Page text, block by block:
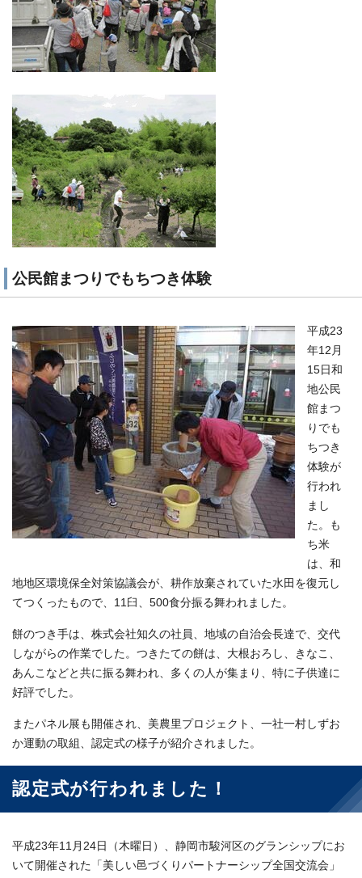
公民館まつりでもちつき体験
平成23
年12月
15日和
地公民
館まつ
りでも
ちつき
体験が
行われ
まし
た。も
ち米
は、和
地地区環境保全対策協議会が、耕作放棄されていた水田を復元し
てつくったもので、11臼、500食分振る舞われました。
餅のつき手は、株式会社知久の社員、地域の自治会長達で、交代
しながらの作業でした。つきたての餅は、大根おろし、きなこ、
あんこなどと共に振る舞われ、多くの人が集まり、特に子供達に
好評でした。
またパネル展も開催され、美農里プロジェクト、一社一村しずお
か運動の取組、認定式の様子が紹介されました。
認定式が行われました！
平成23年11月24日（木曜日）、静岡市駿河区のグランシップにお
いて開催された「美しい邑づくりパートナーシップ全国交流会」